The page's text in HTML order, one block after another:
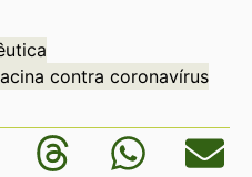
contra coronavírus